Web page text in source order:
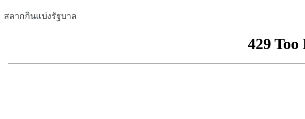
สลากกินแบ่งรัฐบาล